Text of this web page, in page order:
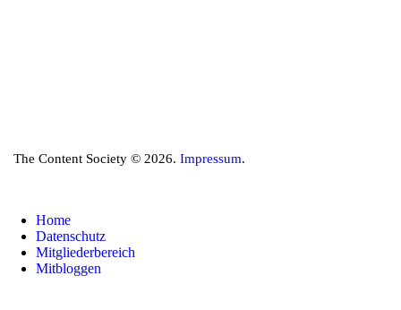
The Content Society © 2026. Impressum.
Home
Datenschutz
Mitgliederbereich
Mitbloggen